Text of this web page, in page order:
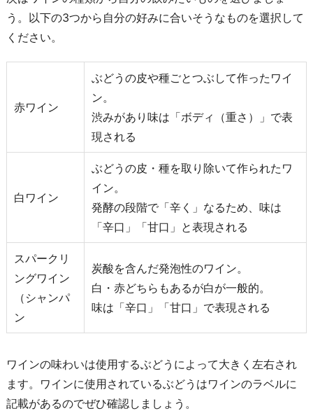
う。以下の3つから自分の好みに合いそうなものを選択して
ください。
赤ワイン
ぶどうの皮や種ごとつぶして作ったワイ
ン。
渋みがあり味は「ボディ（重さ）」で表
現される
白ワイン
ぶどうの皮・種を取り除いて作られたワ
イン。
発酵の段階で「辛く」なるため、味は
「辛口」「甘口」と表現される
スパークリ
ングワイン
（シャンパ
ン
炭酸を含んだ発泡性のワイン。
白・赤どちらもあるが白が一般的。
味は「辛口」「甘口」で表現される
ワインの味わいは使用するぶどうによって大きく左右され
ます。ワインに使用されているぶどうはワインのラベルに
記載があるのでぜひ確認しましょう。